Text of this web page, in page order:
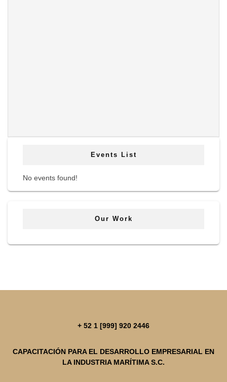
Events List
No events found!
Our Work
+ 52 1 [999] 920 2446
CAPACITACIÓN PARA EL DESARROLLO EMPRESARIAL EN
LA INDUSTRIA MARÍTIMA S.C.